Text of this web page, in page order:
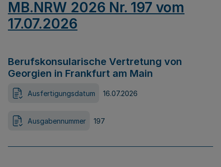
MB.NRW 2026 Nr. 197 vom
17.07.2026
Berufskonsularische Vertretung von
Georgien in Frankfurt am Main
Ausfertigungsdatum 16.07.2026
Ausgabennummer 197